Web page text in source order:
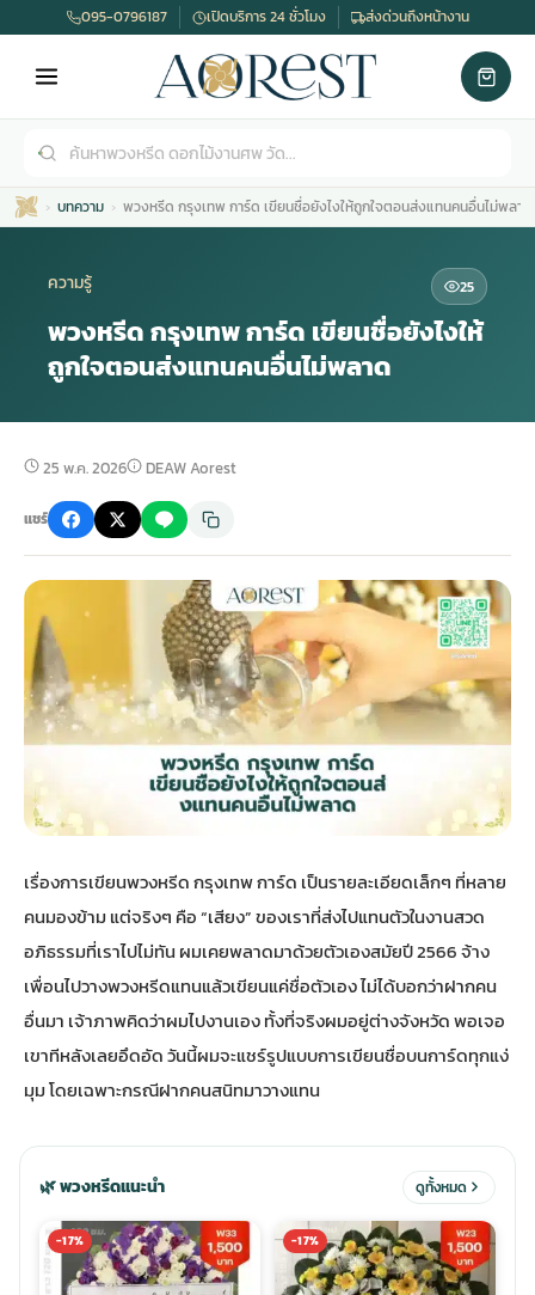
ดอกไม้หน้าศพ
จัดดอกไม้หน้าศพ
ดอกไม้หน้างานศพ
ดอกไม้หน้าโลง
จัดดอกไม้หน้ารูป
ดอกไม้ศพ
ดอกไม้งานศพ ส่งด่วน
ดอกไม้งานศพ ปากคลองตลาด
ร้านดอกไม้งานศพ ใกล้ฉัน
พวงหรีด กรุงเทพ
สั่งพวงหรีด
ดอกไม้พวงหรีด
พวงหรีดปทุม
พวงหรีดพระราม 2
พวงหรีด ปากคลองตลาด
พวงหรีดราคาถูก
พวงหรีดดอกไม้สด
สั่งพวงหรีด ออนไลน์
ส่งพวงหรีด ด่วน กรุงเทพ
มรุสีขาว
ไม้หน้าเมรุ
กไม้หน้าเมรุ
น้าเมรุ ราคา
มรุ กรุงเทพ
มรุ ราคาถูก
ม้หน้าเมรุ
มรุ ออนไลน์
มรุ ส่งด่วน
ไม้งานแต่ง
ไม้งานแต่ง ราคาถูก
ไม้งานแต่ง กรุงเทพ
อกไม้งานแต่ง
ดอกไม้งานแต่ง
ไม้งานแต่ง แบบสวยๆ
พวงหรีดพัดลม
พวงหรีดพัดลม ราคาถูก
พวงหรีดพัดลม กรุงเทพ
พวงหรีดพัดลม ส่งด่วน
สั่งพวงหรีดพัดลม
ร้านพวงหรีดพัดลม
พวงหรีดพัดลม ปากคลองตลาด
พวงหรีดพัดลม แบบสวยๆ
รับจัดงานศพ
รับจัดงานศพ ครบวงจร
รับจัดงานศพ กรุงเทพ
แพ็คเกจจัดงานศพ
ค่าใช้จ่ายจัดงานศพ
จัดงานศพ วัด
จัดงานศพ ราคาถูก
095-0796187 เปิดบริการ 24 ชั่วโมง ส่งด่วนถึงหน้างาน
บทความ พวงหรีด กรุงเทพ การ์ด เขียนชื่อยังไงให้ถูกใจตอนส่งแทนคนอื่นไม่พลาด
ความรู้ 25
พวงหรีด กรุงเทพ การ์ด เขียนชื่อยังไงให้
ถูกใจตอนส่งแทนคนอื่นไม่พลาด
25 พ.ค. 2026 DEAW Aorest
แชร์
เรื่องการเขียนพวงหรีด กรุงเทพ การ์ด เป็นรายละเอียดเล็กๆ ที่หลาย
คนมองข้าม แต่จริงๆ คือ “เสียง” ของเราที่ส่งไปแทนตัวในงานสวด
อภิธรรมที่เราไปไม่ทัน ผมเคยพลาดมาด้วยตัวเองสมัยปี 2566 จ้าง
เพื่อนไปวางพวงหรีดแทนแล้วเขียนแค่ชื่อตัวเอง ไม่ได้บอกว่าฝากคน
อื่นมา เจ้าภาพคิดว่าผมไปงานเอง ทั้งที่จริงผมอยู่ต่างจังหวัด พอเจอ
เขาทีหลังเลยอึดอัด วันนี้ผมจะแชร์รูปแบบการเขียนชื่อบนการ์ดทุกแง่
มุม โดยเฉพาะกรณีฝากคนสนิทมาวางแทน
🌿 พวงหรีดแนะนำ ดูทั้งหมด
-17% -17%